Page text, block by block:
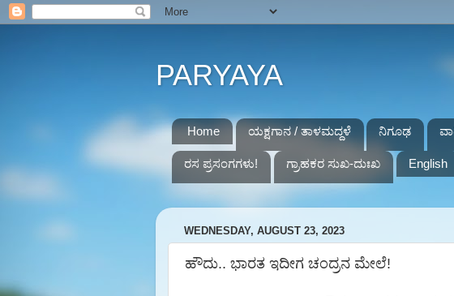
PARYAYA
Home ಯಕ್ಷಗಾನ / ತಾಳಮದ್ದಳೆ ನಿಗೂಢ
ರಸ ಪ್ರಸಂಗಗಳು! ಗ್ರಾಹಕರ ಸುಖ-ದುಃಖ English
WEDNESDAY, AUGUST 23, 2023
ಹೌದು.. ಭಾರತ ಇದೀಗ ಚಂದ್ರನ ಮೇಲೆ!